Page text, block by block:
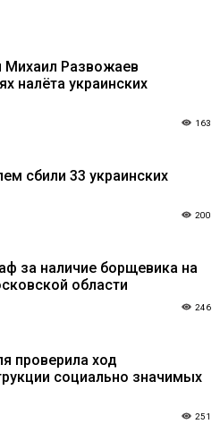
Михаил Развожаев
налёта украинских
163
сбили 33 украинских
200
за наличие борщевика на
области
246
проверила ход
социально значимых
251